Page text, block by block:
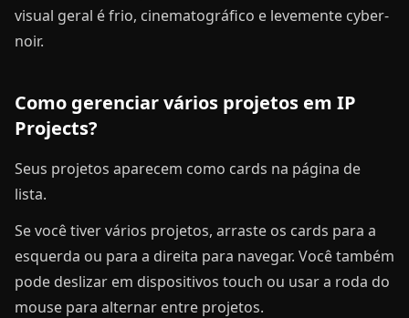
visual geral é frio, cinematográfico e levemente cyber-
noir.
Como gerenciar vários projetos em IP
Projects?
Seus projetos aparecem como cards na página de
lista.
Se você tiver vários projetos, arraste os cards para a
esquerda ou para a direita para navegar. Você também
pode deslizar em dispositivos touch ou usar a roda do
mouse para alternar entre projetos.